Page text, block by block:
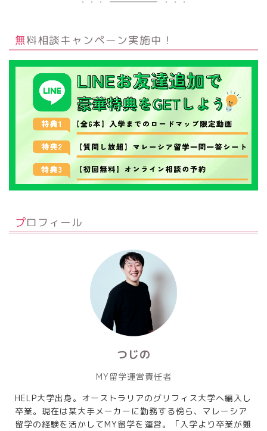
無料相談キャンペーン実施中！
プロフィール
つじの
MY留学運営責任者
HELP大学出身。オーストラリアのグリフィス大学へ編入し
卒業。現在は某大手メーカーに勤務する傍ら、マレーシア
留学の経験を活かしてMY留学を運営。「入学より卒業が難